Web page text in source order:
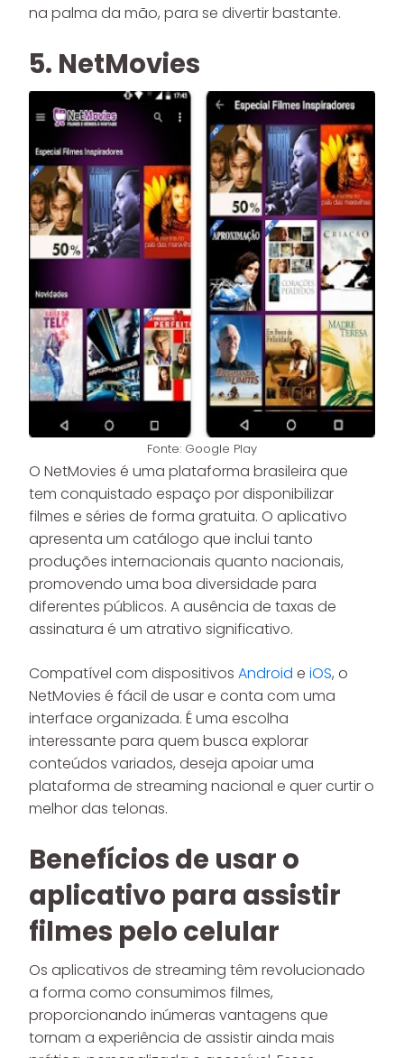
na palma da mão, para se divertir bastante.
5. NetMovies
Fonte: Google Play
O NetMovies é uma plataforma brasileira que
tem conquistado espaço por disponibilizar
filmes e séries de forma gratuita. O aplicativo
apresenta um catálogo que inclui tanto
produções internacionais quanto nacionais,
promovendo uma boa diversidade para
diferentes públicos. A ausência de taxas de
assinatura é um atrativo significativo.
Compatível com dispositivos Android e iOS, o
NetMovies é fácil de usar e conta com uma
interface organizada. É uma escolha
interessante para quem busca explorar
conteúdos variados, deseja apoiar uma
plataforma de streaming nacional e quer curtir o
melhor das telonas.
Benefícios de usar o
aplicativo para assistir
filmes pelo celular
Os aplicativos de streaming têm revolucionado
a forma como consumimos filmes,
proporcionando inúmeras vantagens que
tornam a experiência de assistir ainda mais